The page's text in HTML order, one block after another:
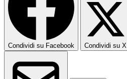
Condividi su Facebook Condividi su X